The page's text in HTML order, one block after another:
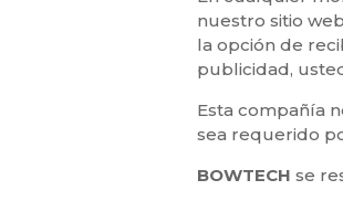
nuestro sitio
la opción de
publicidad,
Esta compañía
sea requerido
BOWTECH se